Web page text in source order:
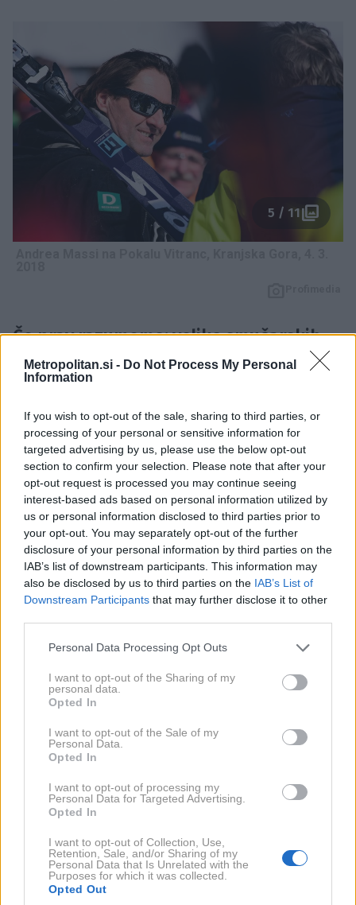
Metropolitan.si - Do Not Process My Personal
Information
If you wish to opt-out of the sale, sharing to third parties, or
processing of your personal or sensitive information for
targeted advertising by us, please use the below opt-out
section to confirm your selection. Please note that after your
opt-out request is processed you may continue seeing
interest-based ads based on personal information utilized by
us or personal information disclosed to third parties prior to
your opt-out. You may separately opt-out of the further
disclosure of your personal information by third parties on the
IAB’s list of downstream participants. This information may
also be disclosed by us to third parties on the IAB’s List of
Downstream Participants that may further disclose it to other
Please note that this website/app uses one or more Google
not limited to your visit or usage behaviour. You may click to
grant or deny consent to Google and its third-party tags to
use your data for below specified purposes in below Google
consent section.
Personal Data Processing Opt Outs
I want to opt-out of the Sharing of my
personal data.
Opted In
I want to opt-out of the Sale of my
Personal Data.
Opted In
I want to opt-out of processing my
Personal Data for Targeted Advertising.
Opted In
I want to opt-out of Collection, Use,
Retention, Sale, and/or Sharing of my
Personal Data that Is Unrelated with the
Purposes for which it was collected.
Opted Out
5 / 11
Če prav razumemo: veliko smučarskih
talentov odteka v druge športe tudi
zato, ker so vsaj v prvi fazi odvisni od
Absolutno. Zdaj sem v stiku s starši v Cortini
d'Ampezzo, ki plačujejo za otroke smučarje 20 do 25
tisoč evrov letno. In zakaj tako visoka vsota? Trener
ima v Italiji 30 tisoč evrov plače, kar se mi zdi za tistih
pet mesecev res preveč. Absurdno je, da imajo 11-
letni smučarji na voljo štiri pare smuči in že pri šestih
letih tekmujejo v dresih. Mednarodna smučarska
zveza (FIS) bi morala omejiti uporabo opreme, a tega
ne stori, saj so v ozadju poslovni interesi, prodaja
smučarske opreme in potiskanje otrok v posamezne
bi bilo več otrokom dostopno treniranje
alpskega smučanja? Bi bila rešitev, da
bi več denarja dobili klubi?
smučarska zveza, klubi in vse ostalo. Ko ni denarja,
ga je treba racionalizirati. Danes si je težko
predstavljati, da bo klub pokril vse stroške enega